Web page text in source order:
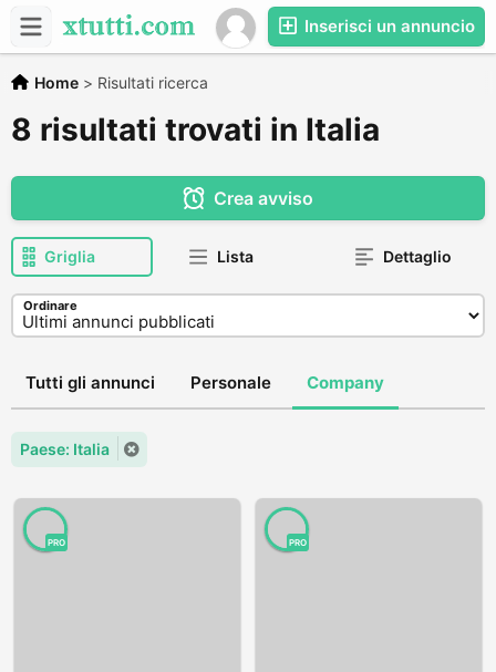
Inserisci un annuncio
Home > Risultati ricerca
8 risultati trovati in Italia
Crea avviso
Griglia Lista Dettaglio
Ordinare
Tutti gli annunci Personale Company
Paese: Italia
PRO PRO